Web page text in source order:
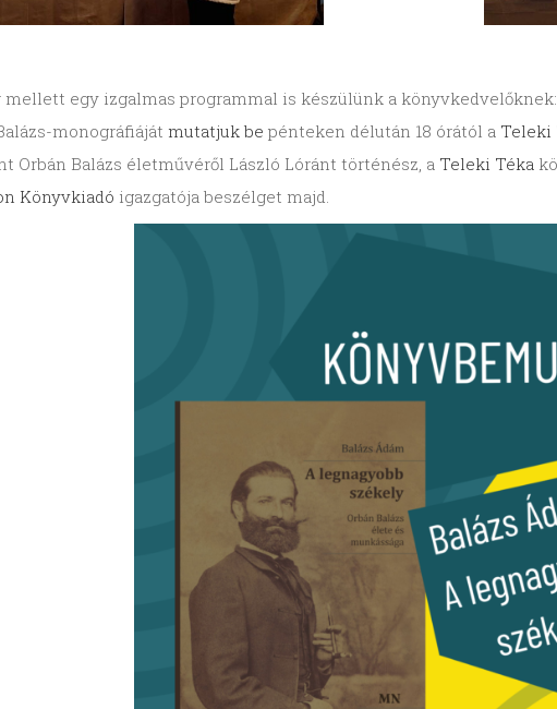
mellett egy izgalmas programmal is készülünk a
monográfiáját mutatjuk be pénteken délután 18 órától a Teleki
Orbán Balázs életművéről László Lóránt történész, a Teleki Téka
Könyvkiadó igazgatója beszélget majd.